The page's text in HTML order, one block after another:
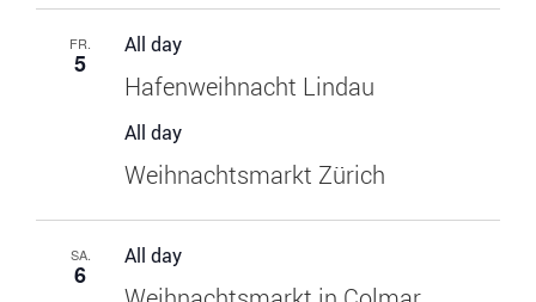
FR.
5
All day
Hafenweihnacht Lindau
All day
Weihnachtsmarkt Zürich
SA.
6
All day